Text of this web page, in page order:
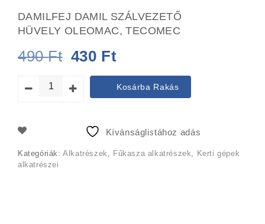
DAMILFEJ DAMIL SZÁLVEZETŐ
HÜVELY OLEOMAC, TECOMEC
490Ft Original
price
was:
490 Ft.
430 Ft
price
is:
Kosárba Rakás
Kívánságlistához adás
Kategóriák:Alkatrészek Fűkasza alkatrészek
Kerti gépek
alkatrészei